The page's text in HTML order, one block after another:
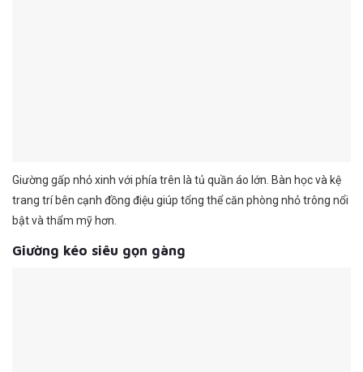
Giường gấp nhỏ xinh với phía trên là tủ quần áo lớn. Bàn học và kệ
trang trí bên cạnh đồng điệu giúp tổng thể căn phòng nhỏ trông nổi
bật và thẩm mỹ hơn.
Giường kéo siêu gọn gàng